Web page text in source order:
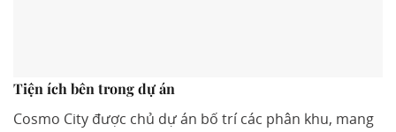
Tiện ích bên trong dự án
Cosmo City được chủ dự án bố trí các phân khu, mang